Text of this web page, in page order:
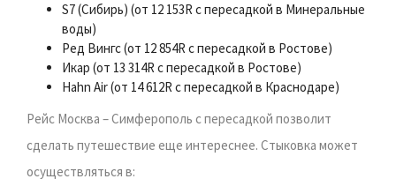
S7 (Сибирь) (от 12 153R с пересадкой в Минеральные
воды)
Ред Вингс (от 12 854R с пересадкой в Ростове)
Икар (от 13 314R с пересадкой в Ростове)
Hahn Air (от 14 612R с пересадкой в Краснодаре)
Рейс Москва – Симферополь с пересадкой позволит
сделать путешествие еще интереснее. Стыковка может
осуществляться в: